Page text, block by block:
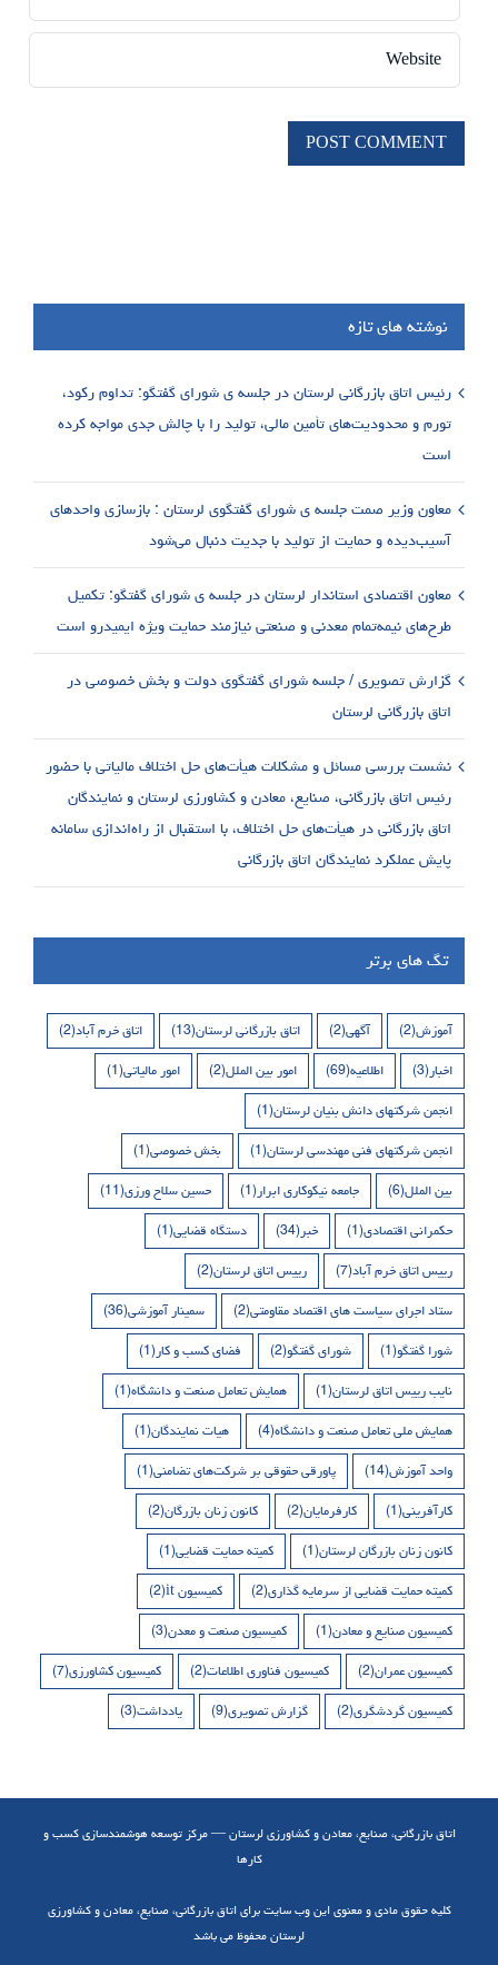
نوشته های تازه
رئیس اتاق بازرگانی لرستان در جلسه ی شورای گفتگو: تداوم رکود،
تورم و محدودیت‌های تأمین مالی، تولید را با چالش جدی مواجه کرده
است
معاون وزیر صمت جلسه ی شورای گفتگوی لرستان : بازسازی واحدهای
آسیب‌دیده و حمایت از تولید با جدیت دنبال می‌شود
معاون اقتصادی استاندار لرستان در جلسه ی شورای گفتگو: تکمیل
طرح‌های نیمه‌تمام معدنی و صنعتی نیازمند حمایت ویژه ایمیدرو است
گزارش تصویری / جلسه شورای گفتگوی دولت و بخش خصوصی در
اتاق بازرگانی لرستان
نشست بررسی مسائل و مشکلات هیأت‌های حل اختلاف مالیاتی با حضور
رئیس اتاق بازرگانی، صنایع، معادن و کشاورزی لرستان و نمایندگان
اتاق بازرگانی در هیأت‌های حل اختلاف، با استقبال از راه‌اندازی سامانه
پایش عملکرد نمایندگان اتاق بازرگانی
تگ های برتر
آموزش(2) آگهی(2) اتاق بازرگانی لرستان(13) اتاق خرم آباد(2)
اخبار(3) اطلاعیه(69) امور بین الملل(2) امور مالیاتی(1)
انجمن شرکتهای دانش بنیان لرستان(1)
انجمن شرکتهای فنی مهندسی لرستان(1) بخش خصوصی(1)
بین الملل(6) جامعه نیکوکاری ابرار(1) حسین سلاح ورزی(11)
حکمرانی اقتصادی(1) خبر(34) دستگاه قضایی(1)
رییس اتاق خرم آباد(7) رییس اتاق لرستان(2)
ستاد اجرای سیاست های اقتصاد مقاومتی(2) سمینار آموزشی(36)
شورا گفتگو(1) شورای گفتگو(2) فضای کسب و کار(1)
نایب رییس اتاق لرستان(1) همایش تعامل صنعت و دانشگاه(1)
همایش ملی تعامل صنعت و دانشگاه(4) هیات نمایندگان(1)
واحد آموزش(14) پاورقی حقوقی بر شرکت‌های تضامنی(1)
کارآفرینی(1) کارفرمایان(2) کانون زنان بازرگان(2)
کانون زنان بازرگان لرستان(1) کمیته حمایت قضایی(1)
کمیته حمایت قضایی از سرمایه گذاری(2) کمیسیون it (2)
کمیسیون صنایع و معادن(1) کمیسیون صنعت و معدن(3)
کمیسیون عمران(2) کمیسیون فناوری اطلاعات(2) کمیسیون کشاورزی(7)
کمیسیون گردشگری(2) گزارش تصویری(9) یادداشت(3)
اتاق بازرگانی، صنایع، معادن و کشاورزی لرستان — مرکز توسعه هوشمندسازی کسب و
کارها
کلیه حقوق مادی و معنوی این وب سایت برای اتاق بازرگانی، صنایع، معادن و کشاورزی
لرستان محفوظ می باشد